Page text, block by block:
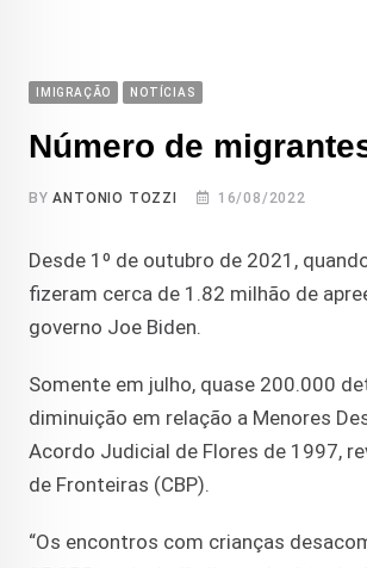
IMIGRAÇÃO NOTÍCIAS
Número de
BYANTONIO TOZZI 16/08/2022
Desde 1º de outubro de 2021,
fizeram cerca de 1.82 milhão de
governo Joe Biden.
Somente em julho, quase 200.000
diminuição em relação a Menores
Acordo Judicial de Flores de 1997,
de Fronteiras (CBP).
“Os encontros com crianças